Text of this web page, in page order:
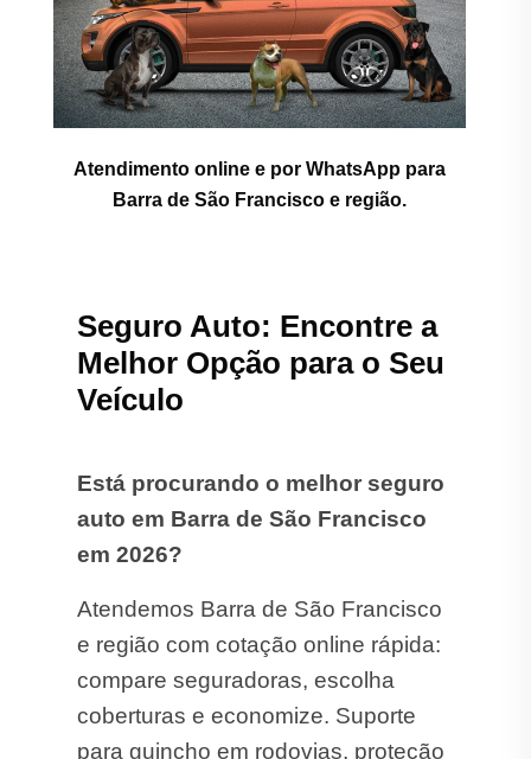
Atendimento online e por WhatsApp para
Barra de São Francisco e região.
Seguro Auto: Encontre a
Melhor Opção para o Seu
Veículo
Está procurando o melhor seguro
auto em Barra de São Francisco
em 2026?
Atendemos Barra de São Francisco
e região com cotação online rápida:
compare seguradoras, escolha
coberturas e economize. Suporte
para guincho em rodovias, proteção